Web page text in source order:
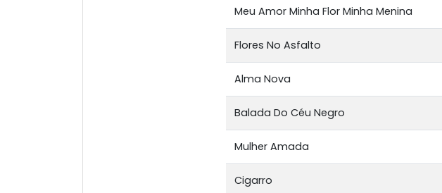
Meu Amor Minha Flor Minha Menina
Flores No Asfalto
Alma Nova
Balada Do Céu Negro
Mulher Amada
Cigarro